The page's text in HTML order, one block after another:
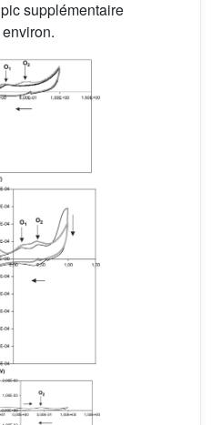
supplémentaire